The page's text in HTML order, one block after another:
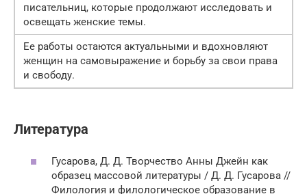
писательниц, которые продолжают исследовать и
освещать женские темы.
Ее работы остаются актуальными и вдохновляют
женщин на самовыражение и борьбу за свои права
и свободу.
Литература
Гусарова, Д. Д. Творчество Анны Джейн как
образец массовой литературы / Д. Д. Гусарова //
Филология и филологическое образование в